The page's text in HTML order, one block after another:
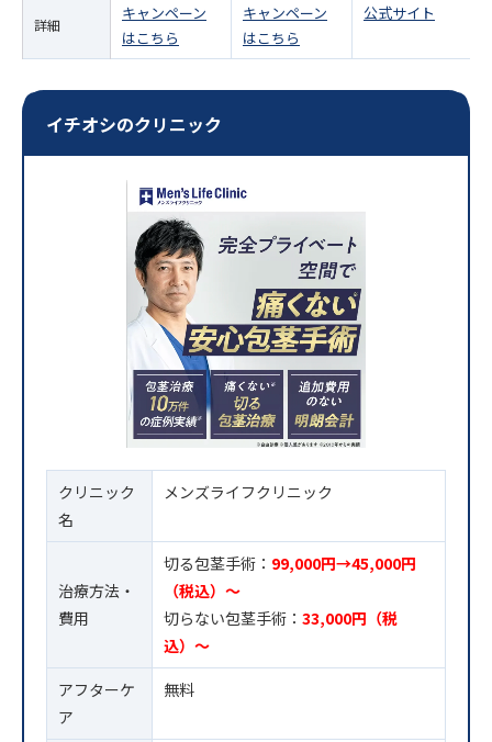
詳細
キャンペーン
はこちら
キャンペーン
はこちら
公式サイト
イチオシのクリニック
クリニック
名
メンズライフクリニック
治療方法・
費用
切る包茎手術： 99,000円→45,000円
（税込）〜
切らない包茎手術： 33,000円（税
込）〜
アフターケ
ア
無料